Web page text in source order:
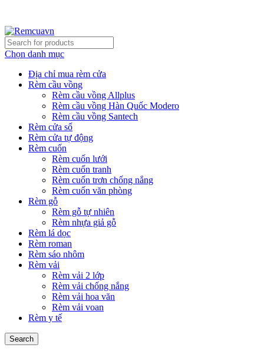
Chọn danh mục
Địa chỉ mua rèm cửa
Rèm cầu vồng
Rèm cầu vồng Allplus
Rèm cầu vồng Hàn Quốc Modero
Rèm cầu vồng Santech
Rèm cửa sổ
Rèm cửa tự động
Rèm cuốn
Rèm cuốn lưới
Rèm cuốn tranh
Rèm cuốn trơn chống nắng
Rèm cuốn văn phòng
Rèm gỗ
Rèm gỗ tự nhiên
Rèm nhựa giả gỗ
Rèm lá dọc
Rèm roman
Rèm sáo nhôm
Rèm vải
Rèm vải 2 lớp
Rèm vải chống nắng
Rèm vải hoa văn
Rèm vải voan
Rèm y tế
Search